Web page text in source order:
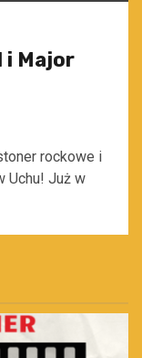
i Major
rockowe i
Uchu! Już w